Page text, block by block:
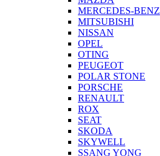
MERCEDES-BENZ
MITSUBISHI
NISSAN
OPEL
OTING
PEUGEOT
POLAR STONE
PORSCHE
RENAULT
ROX
SEAT
SKODA
SKYWELL
SSANG YONG